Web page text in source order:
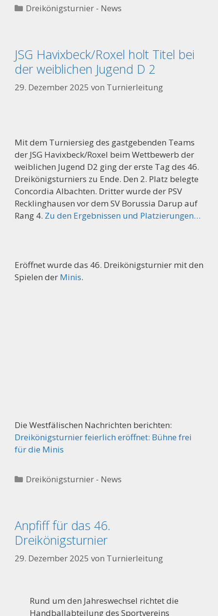
Kategorien
Dreikönigsturnier - News
JSG Havixbeck/Roxel holt Titel bei
der weiblichen Jugend D 2
29. Dezember 2025 von Turnierleitung
Mit dem Turniersieg des gastgebenden Teams
der JSG Havixbeck/Roxel beim Wettbewerb der
weiblichen Jugend D2 ging der erste Tag des 46.
Dreikönigsturniers zu Ende. Den 2. Platz belegte
Concordia Albachten. Dritter wurde der PSV
Recklinghausen vor dem SV Borussia Darup auf
Rang 4. Zu den Ergebnissen und Platzierungen…
Eröffnet wurde das 46. Dreikönigsturnier mit den
Spielen der Minis.
Die Westfälischen Nachrichten berichten:
Dreikönigsturnier feierlich eröffnet: Bühne frei
für die Minis
Kategorien
Dreikönigsturnier - News
Anpfiff für das 46.
Dreikönigsturnier
29. Dezember 2025 von Turnierleitung
Rund um den Jahreswechsel richtet die
Handballabteilung des Sportvereins